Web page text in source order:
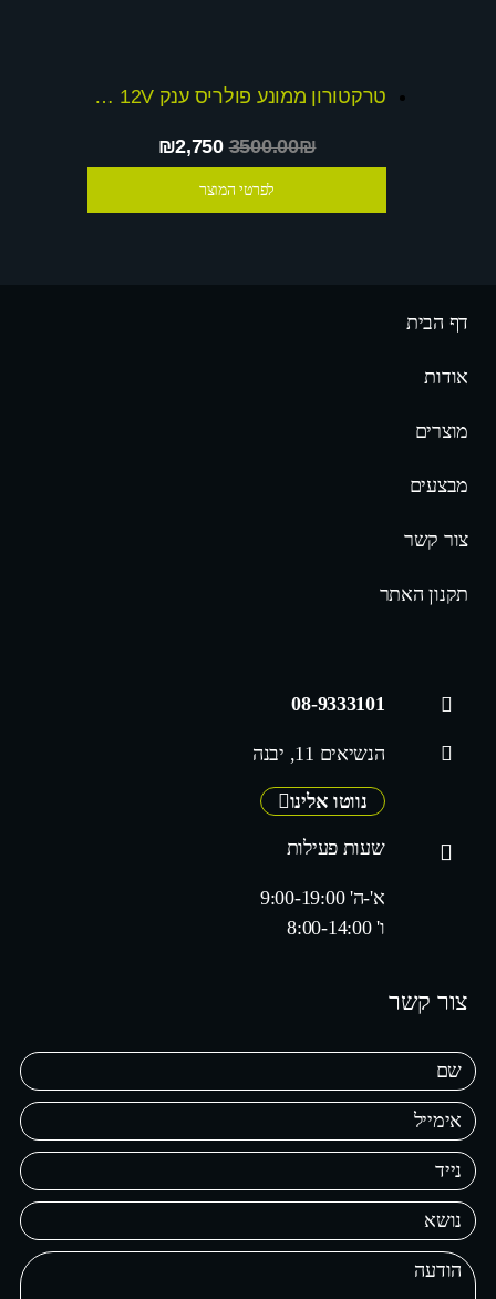
טרקטורון ממונע פולריס ענק 12V דו-מושבי + שובר הנחה
₪2,7503500.00₪
לפרטי המוצר
דף הבית
אודות
מוצרים
מבצעים
צור קשר
תקנון האתר
08-9333101
הנשיאים 11, יבנה
נווטו אלינו
שעות פעילות
א'-ה' 9:00-19:00
ו' 8:00-14:00
צור קשר